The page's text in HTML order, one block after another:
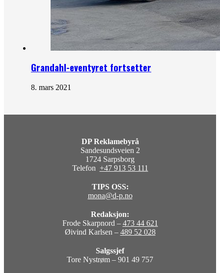
Grandahl-eventyret fortsetter
8. mars 2021
DP Reklamebyrå
Sandesundsveien 2
1724 Sarpsborg
Telefon +47 913 53 111
TIPS OSS:
mona@d-p.no
Redaksjon:
Frode Skarpnord – 473 44 621
Øivind Karlsen – 489 52 028
Salgssjef
Tore Nystrøm – 901 49 757